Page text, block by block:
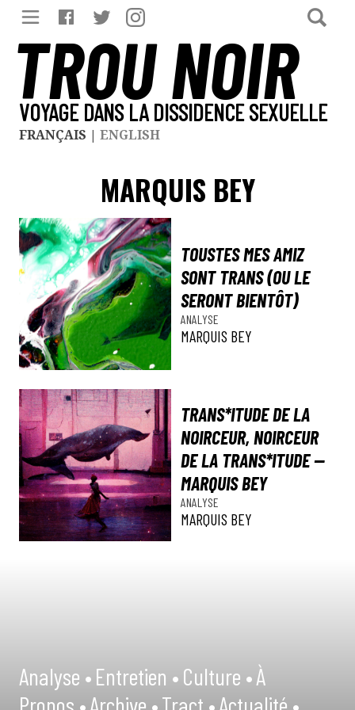
TROU NOIR
VOYAGE DANS LA DISSIDENCE SEXUELLE
FRANÇAIS | ENGLISH
MARQUIS BEY
TOUSTES MES AMIZ
SONT TRANS (OU LE
SERONT BIENTÔT)
ANALYSE
MARQUIS BEY
TRANS*ITUDE DE LA
NOIRCEUR, NOIRCEUR
DE LA TRANS*ITUDE —
MARQUIS BEY
ANALYSE
MARQUIS BEY
Analyse •Entretien •Culture •À